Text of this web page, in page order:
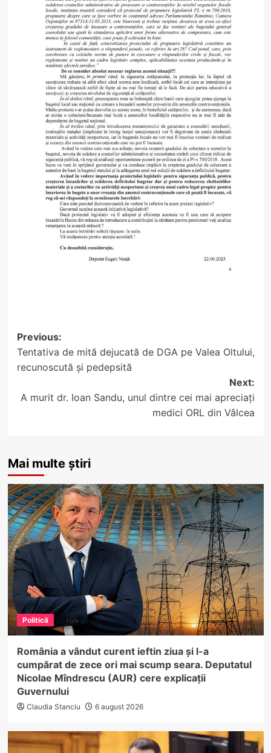
Post
navigation
Previous:
Tentativa de mită dejucată de DGA pe Valea Oltului,
recunoscută și pedepsită
Next:
A murit dr. Ioan Sandu, unul dintre cei mai apreciați
medici ORL din Vâlcea
Mai multe știri
Politică
România a vândut curent ieftin ziua și l-a
cumpărat de zece ori mai scump seara. Deputatul
Nicolae Mîndrescu (AUR) cere explicații
Guvernului
Claudia Stanciu 6 august 2026